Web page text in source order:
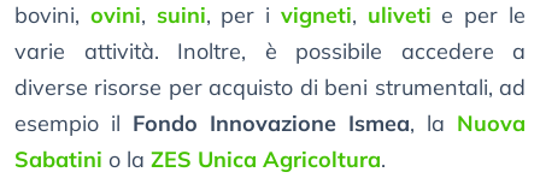
bovini, ovini, suini, per i vigneti, uliveti e per le
varie attività. Inoltre, è possibile accedere a
diverse risorse per acquisto di beni strumentali, ad
esempio il Fondo Innovazione Ismea, la Nuova
Sabatini o la ZES Unica Agricoltura.